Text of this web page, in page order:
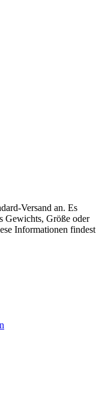
Versand an. Es
Gewichts, Größe oder
Informationen findest